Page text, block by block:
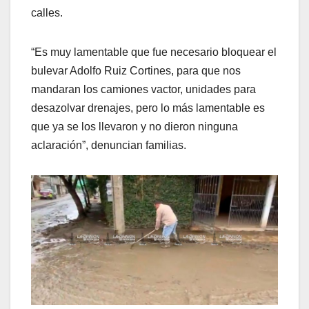
calles.
“Es muy lamentable que fue necesario bloquear el
bulevar Adolfo Ruiz Cortines, para que nos
mandaran los camiones vactor, unidades para
desazolvar drenajes, pero lo más lamentable es
que ya se los llevaron y no dieron ninguna
aclaración”, denuncian familias.